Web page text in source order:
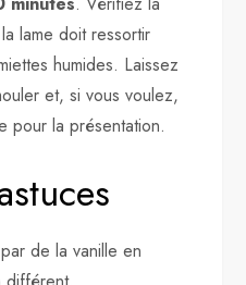
lame doit ressortir
humides. Laissez
et, si vous voulez,
pour la présentation.
de la vanille en